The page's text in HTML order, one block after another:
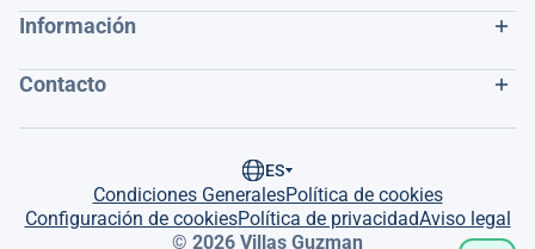
Información
Contacto
Condiciones GeneralesPolítica de cookies
Configuración de cookiesPolítica de privacidadAviso legal
© 2026 Villas Guzman
ES